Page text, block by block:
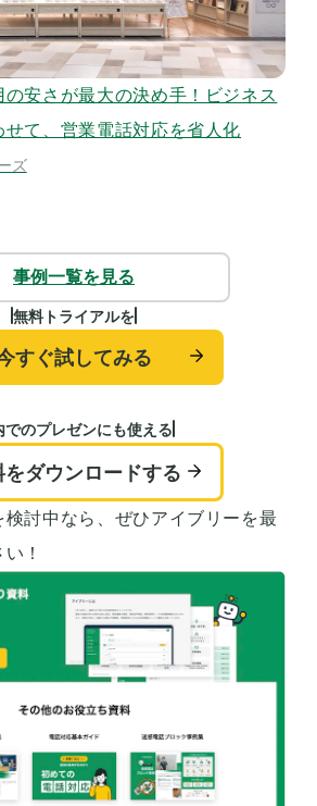
安さが最大の決め手！ビジネス
せて、営業電話対応を省人化
ズ
事例一覧を見る
無料トライアルを
すぐ試してみる
でのプレゼンにも使える
をダウンロードする
検討中なら、ぜひアイブリーを最
！